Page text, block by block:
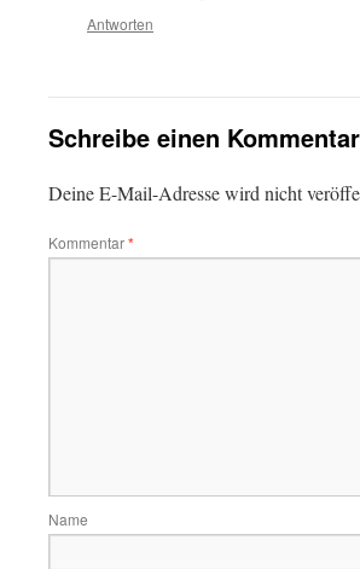
Antworten
Schreibe einen Kommentar
Deine E-Mail-Adresse wird nicht
Kommentar*
Name